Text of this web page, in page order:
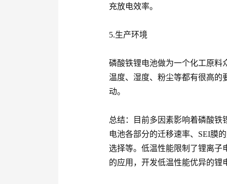
充放电效率。
5.生产环境
磷酸铁锂电池做为一个化工原料
温度、湿度、粉尘等都有很高的
动。
总结：目前多因素影响着磷酸铁
电池各部分的迁移速率、SEI膜
选择等。低温性能限制了锂离子
的应用，开发低温性能优异的锂